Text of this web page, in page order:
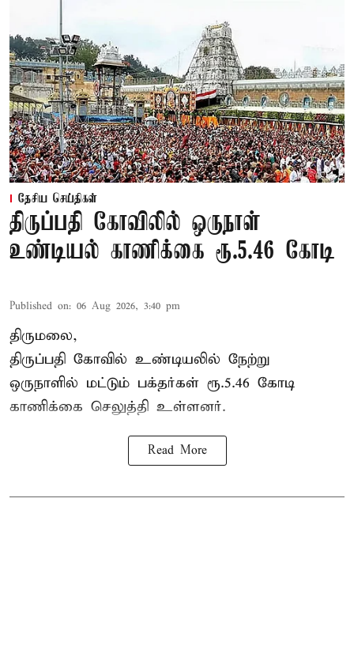
தேசிய செய்திகள்
திருப்பதி கோவிலில் ஒருநாள்
உண்டியல் காணிக்கை ரூ.5.46 கோடி
Published on: 06 Aug 2026, 3:40 pm
திருமலை,
திருப்பதி கோவில் உண்டியலில் நேற்று
ஒருநாளில் மட்டும் பக்தர்கள் ரூ.5.46 கோடி
காணிக்கை செலுத்தி உள்ளனர்.
Read More